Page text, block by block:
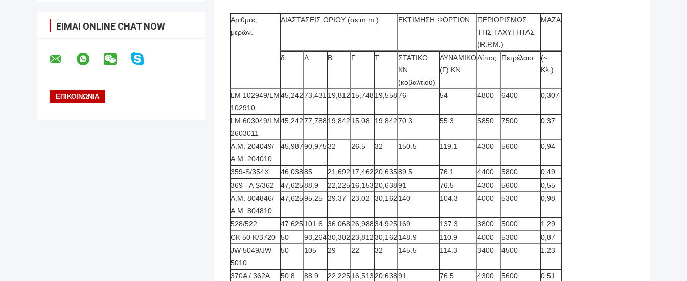
ΕΊΜΑΙ ONLINE CHAT NOW
Αριθμός
μερών.
ΔΙΑΣΤΑΣΕΙΣ ΟΡΙΟΥ (σε m.m.) ΕΚΤΙΜΗΣΗ ΦΟΡΤΙΩΝ
ΠΕΡΙΟΡΙΣΜΟΣ
ΤΗΣ ΤΑΧΥΤΗΤΑΣ
(R.P.M.)
ΜΑΖΑ
δ Δ Β Γ Τ
ΣΤΑΤΙΚΟ
KN
(κοβαλτίου)
ΔΥΝΑΜΙΚΟ
(Γ) KN
Λίπος Πετρέλαιο
(~
Κλ.)
LM 102949/LM
102910
45,24273,431 19,812 15,748 19,55876 54 4800 6400 0,307
LM 603049/LM
2603011
45,24277,788 19,842 15.08 19,84270.3 55.3 5850 7500 0,37
Α.Μ. 204049/
Α.Μ. 204010
45,98790,97532 26.5 32 150.5 119.1 4300 5600 0,94
359-S/354X 46,03885 21,692 17,46220,63589.5 76.1 4400 5800
0,49
369 - Α S/362
47,62588.9 22,22516,15320,63891 76.5 4300 5600
0,55
Α.Μ. 804846/
Α.Μ. 804810
47,62595.25 29.37 23.02 30,162 140 104.3 4000 5300 0,98
528/522 47,625101.6 36,06826,98834,925169 137.3 3800 5000
1.29
CK 50 Κ/3720
50 93,26430,30223,81230,162 148.9 110.9 4000 5300
0,87
JW 5049/JW
5010
50 105 29 22 32 145.5 114.3 3400 4500 1.23
370A / 362A 50.8 88.9 22,22516,51320,63891 76.5 4300 5600
0,51